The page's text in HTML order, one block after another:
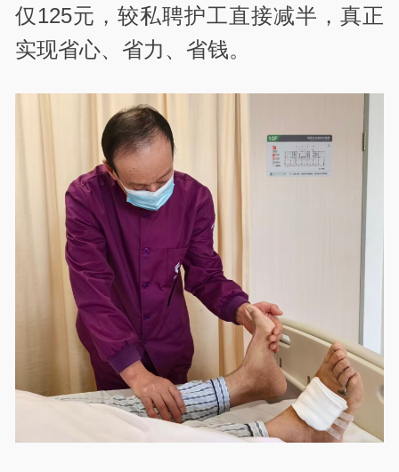
仅125元，较私聘护工直接减半，真正
实现省心、省力、省钱。